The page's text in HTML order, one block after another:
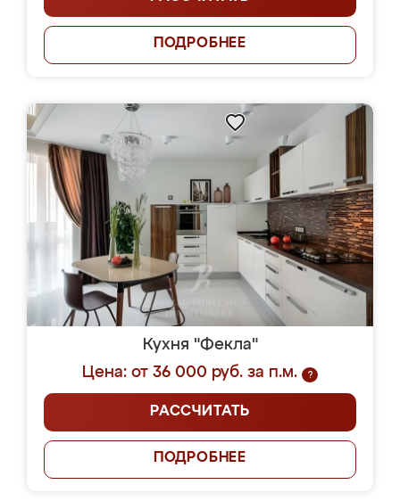
ПОДРОБНЕЕ
Кухня "Фекла"
Цена: от 36 000 руб. за п.м.
?
РАССЧИТАТЬ
ПОДРОБНЕЕ